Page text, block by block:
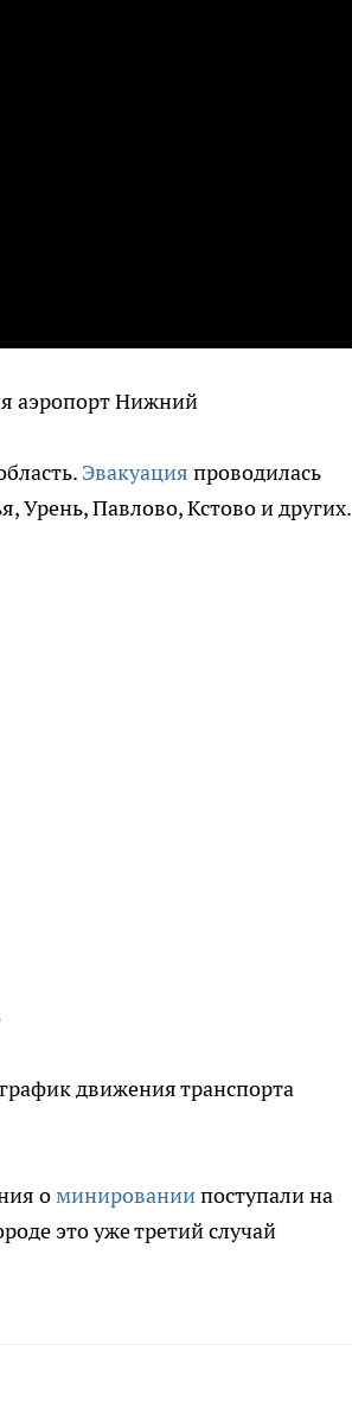
Эвакуация проводилась
Урень, Павлово, Кстово и других.
движения транспорта
оминированиипоступали на
это уже третий случай